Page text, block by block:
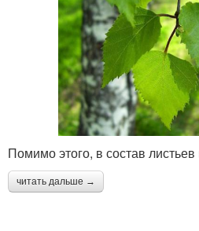
Средства по уходу
Таблетки для роста
Секретные средства
Помимо этого, в состав листьев
читать дальше →